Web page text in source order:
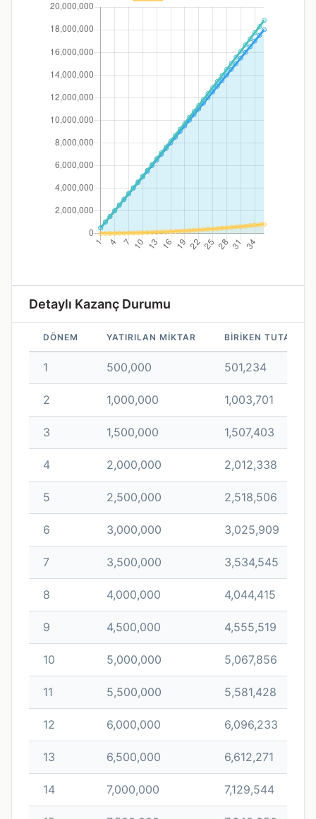
Detaylı Kazanç Durumu
DÖNEM YATIRILAN MIKTAR BIRIKEN TUTAR
1 500,000 501,234
2 1,000,000 1,003,701
3 1,500,000 1,507,403
4 2,000,000 2,012,338
5 2,500,000 2,518,506
6 3,000,000 3,025,909
7 3,500,000 3,534,545
8 4,000,000 4,044,415
9 4,500,000 4,555,519
10 5,000,000 5,067,856
11 5,500,000 5,581,428
12 6,000,000 6,096,233
13 6,500,000 6,612,271
14 7,000,000 7,129,544